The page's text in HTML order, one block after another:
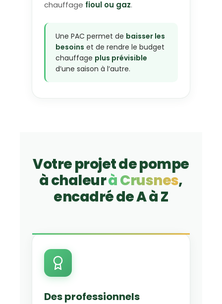
chauffage fioul ou gaz.
Une PAC permet de baisser les
besoins et de rendre le budget
chauffage plus prévisible
d’une saison à l’autre.
Votre projet de pompe
à chaleurà Crusnes,
encadré de A à Z
Des professionnels